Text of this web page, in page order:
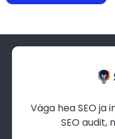
Väga hea SEO
SEO audit,